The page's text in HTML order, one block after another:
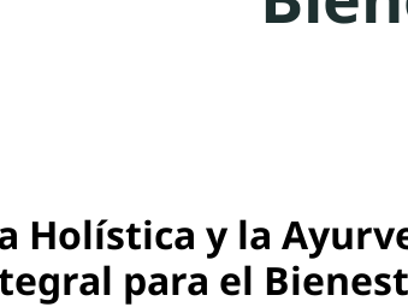
Holística y la
para el